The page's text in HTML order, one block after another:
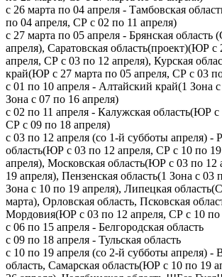
с 26 марта по 04 апреля - Тамбовская
по 04 апреля, СР с 02 по 11 апреля)
с 27 марта по 05 апреля - Брянская область
апреля), Саратовская область(проект)(ЮР с
апреля, СР с 03 по 12 апреля), Курская
край(ЮР с 27 марта по 05 апреля, СР с 03
с 01 по 10 апреля - Алтайский край(1 Зона
Зона с 07 по 16 апреля)
с 02 по 11 апреля - Калужская область(ЮР с
СР с 09 по 18 апреля)
с 03 по 12 апреля (со 1-й субботы апреля) -
область(ЮР с 03 по 12 апреля, СР с 10 по 19
апреля), Московская область(ЮР с 03 по 12
19 апреля), Пензенская область(1 Зона с 03
Зона с 10 по 19 апреля), Липецкая
марта), Орловская область, Псковская
Мордовия(ЮР с 03 по 12 апреля, СР с 10 по
с 06 по 15 апреля - Белгородская область
с 09 по 18 апреля - Тульская область
с 10 по 19 апреля (со 2-й субботы апреля) -
область, Самарская область(ЮР с 10 по 19